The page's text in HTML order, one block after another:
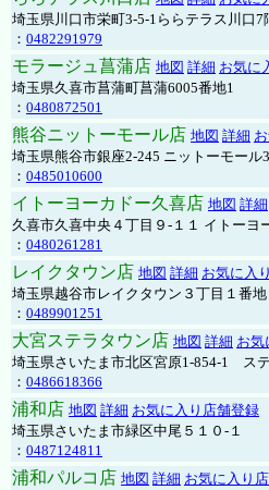
埼玉県川口市栄町3-5-1ららテラス川口7
： 0482291979
モラージュ菖蒲店 地図 詳細 お気に
埼玉県久喜市菖蒲町菖蒲6005番地1
： 0480872501
熊谷ニットーモール店 地図 詳細
埼玉県熊谷市銀座2-245 ニットーモール
： 0485010600
イトーヨーカドー久喜店 地図 詳細
久喜市久喜中央４丁目９-１１ イトーヨ
： 0480261281
レイクタウン店 地図 詳細 お気に入
埼玉県越谷市レイクタウン３丁目１番地
： 0489901251
大宮ステラタウン店 地図 詳細 お気
埼玉県さいたま市北区宮原1-854-1 ス
： 0486618366
浦和店 地図 詳細 お気に入り店舗登録
埼玉県さいたま市緑区中尾５１０-１
： 0487124811
浦和パルコ店 地図 詳細 お気に入り